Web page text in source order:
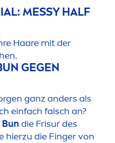
MESSY HALF
Haare mit der
GEGEN
ganz anders als
einfach falsch an?
die Frisur des
hierzu die Finger von